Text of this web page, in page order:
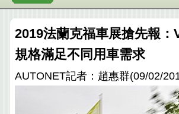
2019法蘭克福車展搶先報
規格滿足不同用車需求
AUTONET記者：趙惠群(09/02/